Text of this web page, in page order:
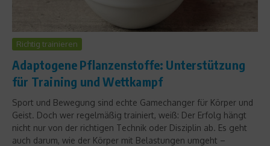
Richtig trainieren
Adaptogene Pflanzenstoffe: Unterstützung
für Training und Wettkampf
Sport und Bewegung sind echte Gamechanger für Körper und
Geist. Doch wer regelmäßig trainiert, weiß: Der Erfolg hängt
nicht nur von der richtigen Technik oder Disziplin ab. Es geht
auch darum, wie der Körper mit Belastungen umgeht –